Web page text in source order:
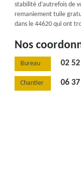
stabilité d’autrefois de
remaniement tuile
dans le 44620 qui ont
Nos
Bureau 02
Chantier 06